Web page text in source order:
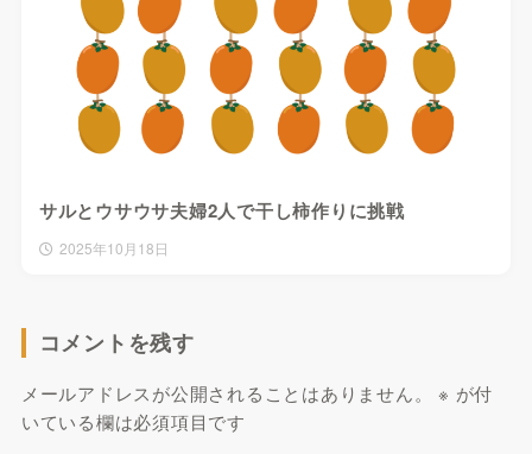
サルとウサウサ夫婦2人で干し柿作りに挑戦
2025年10月18日
コメントを残す
メールアドレスが公開されることはありません。 ※ が付
いている欄は必須項目です